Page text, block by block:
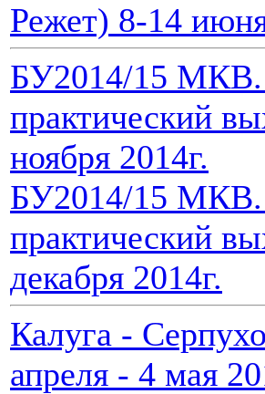
Режет) 8-14
БУ2014/15
практический
ноября 2014г.
БУ2014/15 МКВ.
практический
декабря 2014г.
Калуга -
апреля - 4 мая